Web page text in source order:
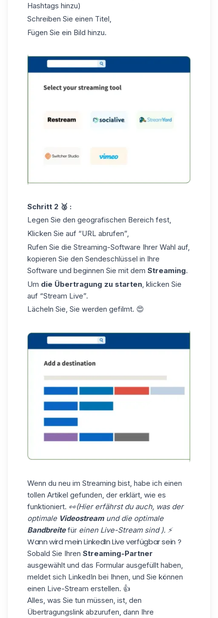
Hashtags hinzu)
Schreiben Sie einen Titel,
Fügen Sie ein Bild hinzu.
Schritt 2 🥈 :
Legen Sie den geografischen Bereich fest,
Klicken Sie auf “URL abrufen”,
Rufen Sie die Streaming-Software Ihrer Wahl auf,
kopieren Sie den Sendeschlüssel in Ihre
Software und beginnen Sie mit dem Streaming.
Um die Übertragung zu starten , klicken Sie
auf “Stream Live”.
Lächeln Sie, Sie werden gefilmt. 😍
Wenn du neu im Streaming bist, habe ich einen
tollen Artikel gefunden, der erklärt, wie es
funktioniert. 👀(Hier erfährst du auch, was der
optimale Videostreamund die optimale
Bandbreite für einen Live-Streamsind ). ⚡
Wann wird mein LinkedIn Live verfügbar sein ?
Sobald Sie Ihren Streaming-Partner
ausgewählt und das Formular ausgefüllt haben,
meldet sich LinkedIn bei Ihnen, und Sie können
einen Live-Stream erstellen. 👍
Alles, was Sie tun müssen, ist, den
Übertragungslink abzurufen, dann Ihre